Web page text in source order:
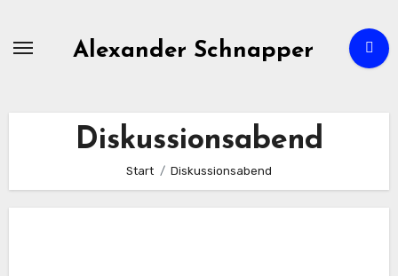
Alexander Schnapper
Diskussionsabend
Start Diskussionsabend